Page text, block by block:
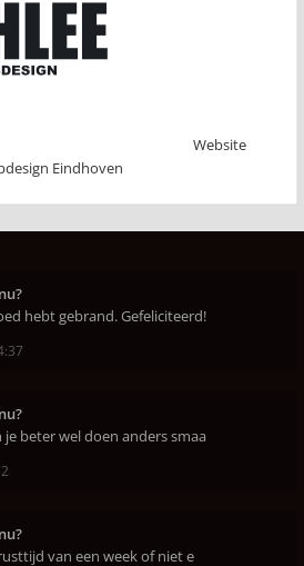
Website
Eindhoven
hebt gebrand. Gefeliciteerd!
je beter wel doen anders smaa
van een week of niet e